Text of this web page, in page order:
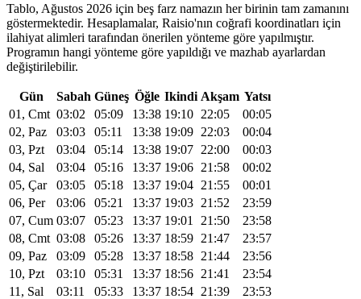
Tablo, Ağustos 2026 için beş farz namazın her birinin tam zamanını
göstermektedir. Hesaplamalar, Raisio'nın coğrafi koordinatları için
ilahiyat alimleri tarafından önerilen yönteme göre yapılmıştır.
Programın hangi yönteme göre yapıldığı ve mazhab ayarlardan
değiştirilebilir.
Gün Sabah Güneş Öğle Ikindi Akşam Yatsı
01, Cmt 03:02 05:09 13:38 19:10 22:05
00:05
02, Paz
03:03 05:11 13:38 19:09 22:03
00:04
03, Pzt
03:04 05:14 13:38 19:07 22:00
00:03
04, Sal
03:04 05:16 13:37 19:06 21:58
00:02
05, Çar
03:05 05:18 13:37 19:04 21:55
00:01
06, Per
03:06 05:21 13:37 19:03 21:52
23:59
07, Cum 03:07 05:23 13:37 19:01 21:50
23:58
08, Cmt 03:08 05:26 13:37 18:59 21:47
23:57
09, Paz
03:09 05:28 13:37 18:58 21:44
23:56
10, Pzt
03:10 05:31 13:37 18:56 21:41
23:54
11, Sal
03:11 05:33 13:37 18:54 21:39
23:53